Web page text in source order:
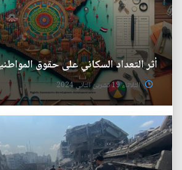
أثر التعداد السكاني على حقوق
الثلاثاء 19 تشرين الثاني 2024